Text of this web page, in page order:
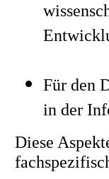
Für den
in der
Diese